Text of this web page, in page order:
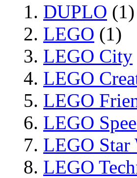
DUPLO (1)
LEGO (1)
LEGO City
LEGO
LEGO
LEGO
LEGO Star
LEGO